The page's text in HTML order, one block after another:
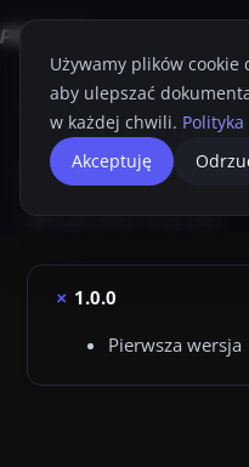
Strona główna Aplikacja
Changelog.
Zaktualizowano:8 cze 2026
1.0.0
Pierwsza wersja
Używamy plików cookie
aby ulepszać
w każdej chwili.
Akceptuję